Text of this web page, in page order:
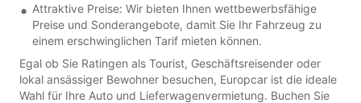
Attraktive Preise: Wir bieten Ihnen wettbewerbsfähige
Preise und Sonderangebote, damit Sie Ihr Fahrzeug zu
einem erschwinglichen Tarif mieten können.
Egal ob Sie Ratingen als Tourist, Geschäftsreisender oder
lokal ansässiger Bewohner besuchen, Europcar ist die ideale
Wahl für Ihre Auto und Lieferwagenvermietung. Buchen Sie